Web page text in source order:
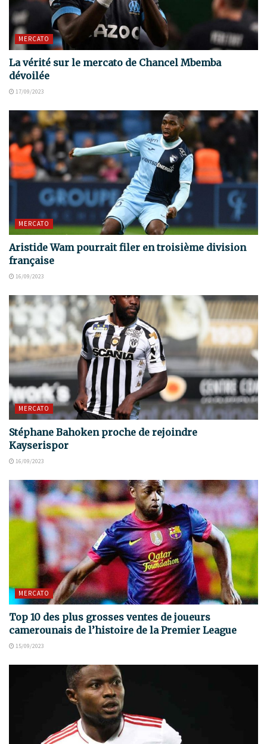
MERCATO
La vérité sur le mercato de Chancel Mbemba
dévoilée
17/09/2023
MERCATO
Aristide Wam pourrait filer en troisième division
française
16/09/2023
MERCATO
Stéphane Bahoken proche de rejoindre
Kayserispor
16/09/2023
MERCATO
Top 10 des plus grosses ventes de joueurs
camerounais de l’histoire de la Premier League
15/09/2023